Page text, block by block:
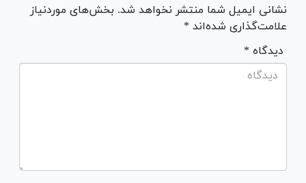
نشانی ایمیل شما منتشر نخواهد شد. بخش‌های موردنیاز
علامت‌گذاری شده‌اند *
* دیدگاه